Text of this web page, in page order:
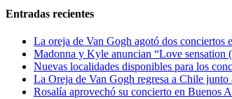
Entradas recientes
La oreja de Van Gogh agotó dos conciertos
Madonna y Kyle anuncian “Love sensation
Nuevas localidades disponibles para los
La Oreja de Van Gogh regresa a Chile
Rosalía aprovechó su concierto en Buenos